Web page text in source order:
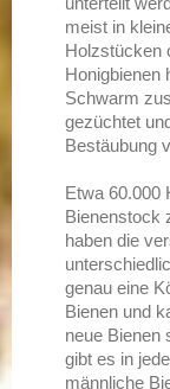
meist in
Holzstücken
Honigbienen
Schwarm
gezüchtet
Bestäubung
Etwa 60.000
Bienenstock
haben die
genau eine
Bienen und
neue Bienen
gibt es in
männliche